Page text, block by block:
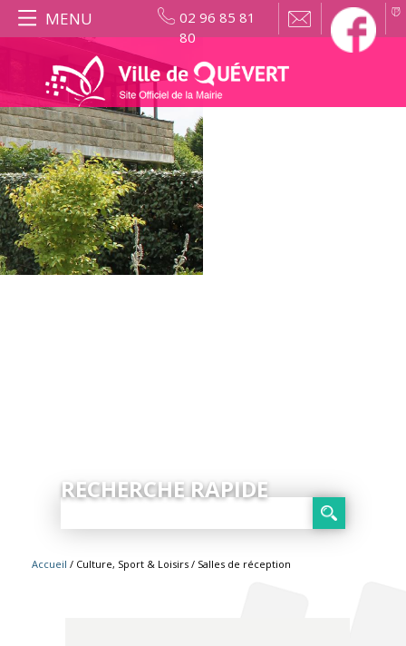
02 96 85 81
80
MENU
RECHERCHE RAPIDE
Accueil / Culture, Sport & Loisirs / Salles de réception